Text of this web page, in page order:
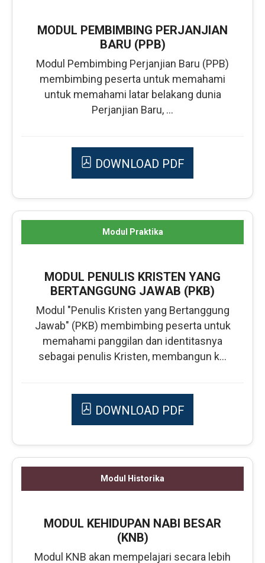
MODUL PEMBIMBING PERJANJIAN
BARU (PPB)
Modul Pembimbing Perjanjian Baru (PPB)
membimbing peserta untuk memahami
untuk memahami latar belakang dunia
Perjanjian Baru, ...
DOWNLOAD PDF
Modul Praktika
MODUL PENULIS KRISTEN YANG
BERTANGGUNG JAWAB (PKB)
Modul "Penulis Kristen yang Bertanggung
Jawab" (PKB) membimbing peserta untuk
memahami panggilan dan identitasnya
sebagai penulis Kristen, membangun k...
DOWNLOAD PDF
Modul Historika
MODUL KEHIDUPAN NABI BESAR
(KNB)
Modul KNB akan mempelajari secara lebih